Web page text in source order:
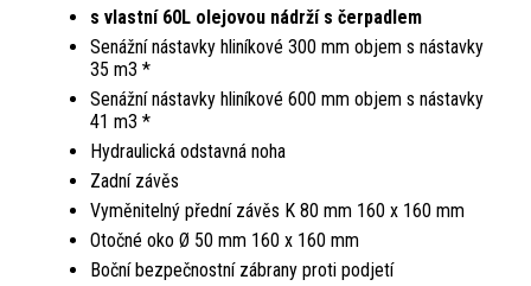
s vlastní 60L olejovou nádrží s čerpadlem
Senážní nástavky hliníkové 300 mm objem s nástavky
35 m3 *
Senážní nástavky hliníkové 600 mm objem s nástavky
41 m3 *
Hydraulická odstavná noha
Zadní závěs
Vyměnitelný přední závěs K 80 mm 160 x 160 mm
Otočné oko Ø 50 mm 160 x 160 mm
Boční bezpečnostní zábrany proti podjetí